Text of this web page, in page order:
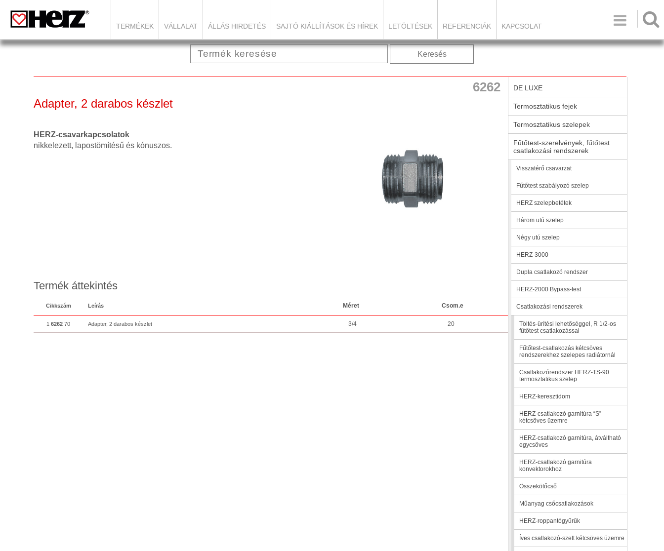

TERMÉKEK VÁLLALAT ÁLLÁS HIRDETÉS SAJTÓ KIÁLLÍTÁSOK ÉS HÍREK LETÖLTÉSEK REFERENCIÁK KAPCSOLAT
Keresés
6262
Adapter, 2 darabos készlet
HERZ-csavarkapcsolatok
nikkelezett, lapostömítésű és kónuszos.
Termék áttekintés
Cikkszám Leírás Méret Csom.e
1 6262 70 Adapter, 2 darabos készlet 3/4 20
DE LUXE
Termosztatikus fejek
Termosztatikus szelepek
Fűtőtest-szerelvények, fűtőtest
csatlakozási rendszerek
Visszatérő csavarzat
Fűtőtest szabályozó szelep
HERZ szelepbetétek
Három utú szelep
Négy utú szelep
HERZ-3000
Dupla csatlakozó rendszer
HERZ-2000 Bypass-test
Csatlakozási rendszerek
Töltés-ürítési lehetőséggel, R 1/2-os
fűtőtest csatlakozással
Fűtőtest-csatlakozás kétcsöves
rendszerekhez szelepes radiátornál
Csatlakozórendszer HERZ-TS-90
termosztatikus szelep
HERZ-keresztidom
HERZ-csatlakozó garnitúra “S”
kétcsöves üzemre
HERZ-csatlakozó garnitúra, átváltható
egycsöves
HERZ-csatlakozó garnitúra
konvektorokhoz
Összekötőcső
Műanyag csőcsatlakozások
HERZ-roppantógyűrűk
Íves csatlakozó-szett kétcsöves üzemre